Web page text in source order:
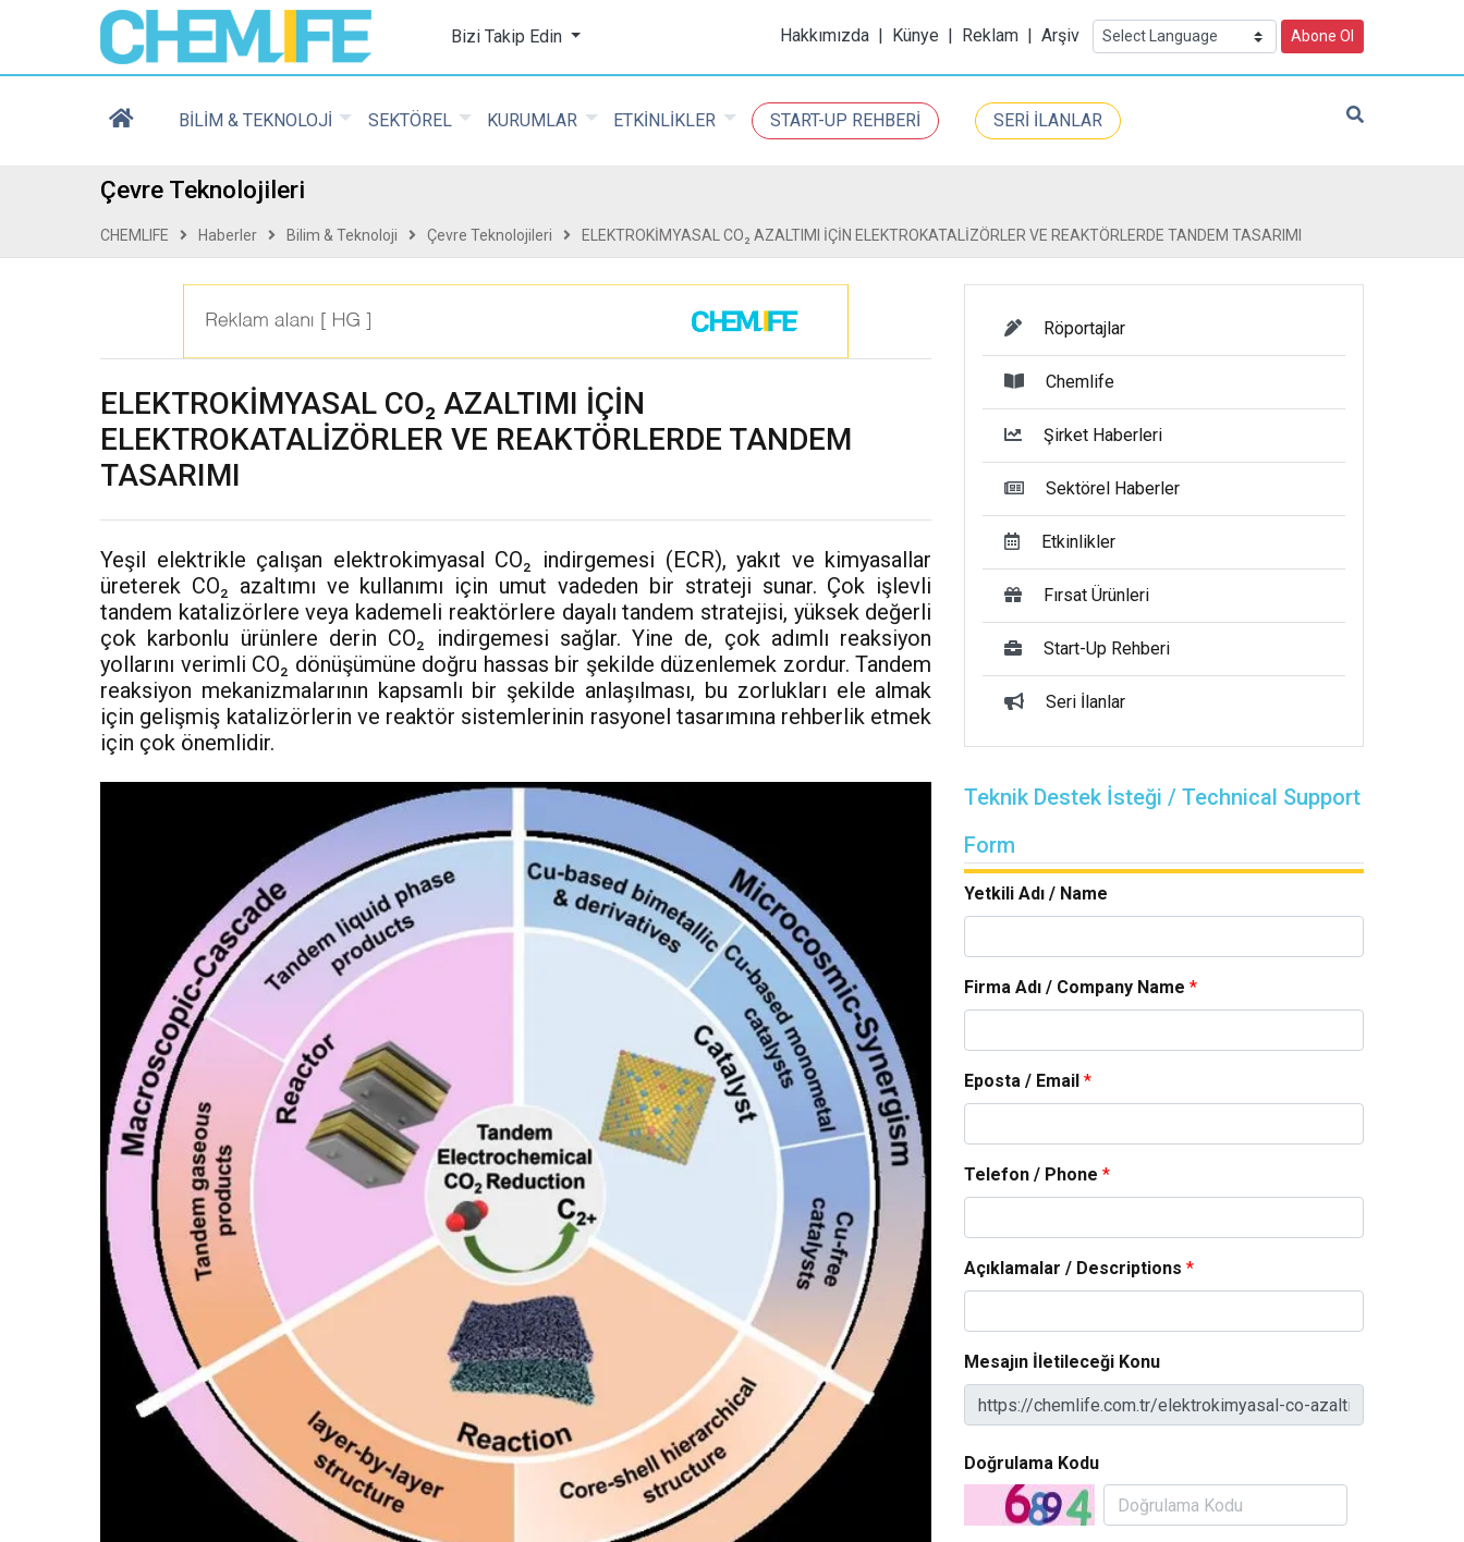
Chemlife - Basılı ve Dijital Kimya Dergisi
Bizi Takip Edin Hakkımızda | Künye | Reklam | Arşiv Abone Ol
BİLİM & TEKNOLOJİ SEKTÖREL KURUMLAR ETKİNLİKLER START-UP REHBERİ SERİ İLANLAR
Çevre Teknolojileri
CHEMLIFE Haberler Bilim & Teknoloji Çevre Teknolojileri ELEKTROKİMYASAL CO₂ AZALTIMI İÇİN ELEKTROKATALİZÖRLER VE REAKTÖRLERDE TANDEM TASARIMI
ELEKTROKİMYASAL CO₂ AZALTIMI İÇİN
ELEKTROKATALİZÖRLER VE REAKTÖRLERDE TANDEM
TASARIMI
Yeşil elektrikle çalışan elektrokimyasal CO₂ indirgemesi (ECR), yakıt ve kimyasallar
üreterek CO₂ azaltımı ve kullanımı için umut vadeden bir strateji sunar. Çok işlevli
tandem katalizörlere veya kademeli reaktörlere dayalı tandem stratejisi, yüksek değerli
çok karbonlu ürünlere derin CO₂ indirgemesi sağlar. Yine de, çok adımlı reaksiyon
yollarını verimli CO₂ dönüşümüne doğru hassas bir şekilde düzenlemek zordur. Tandem
reaksiyon mekanizmalarının kapsamlı bir şekilde anlaşılması, bu zorlukları ele almak
için gelişmiş katalizörlerin ve reaktör sistemlerinin rasyonel tasarımına rehberlik etmek
için çok önemlidir.
Röportajlar
Chemlife
Şirket Haberleri
Sektörel Haberler
Etkinlikler
Fırsat Ürünleri
Start-Up Rehberi
Seri İlanlar
Teknik Destek İsteği / Technical Support
Form
Yetkili Adı / Name
Firma Adı / Company Name *
Eposta / Email *
Telefon / Phone *
Açıklamalar / Descriptions *
Mesajın İletileceği Konu
Doğrulama Kodu